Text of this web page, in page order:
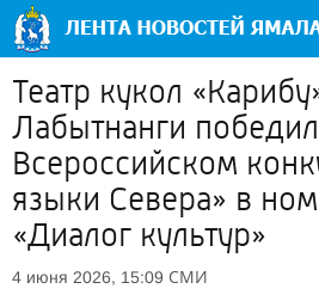
Театр кукол
Лабытнанги
Всероссийском
языки Севера» в
«Диалог культур»
4 июня 2026, 15:09 СМИ